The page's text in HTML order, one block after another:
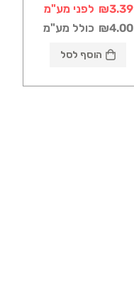
₪3.39 לפני מע"מ
₪4.00 כולל מע"מ
הוסף לסל